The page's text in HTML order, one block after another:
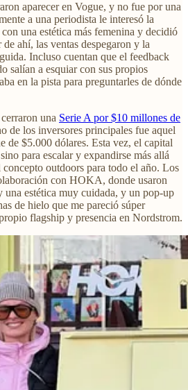
aparecer en Vogue, y no fue por una
a una periodista le interesó la
una estética más femenina y decidió
ahí, las ventas despegaron y la
Incluso cuentan que el feedback
salían a esquiar con sus propios
en la pista para preguntarles de dónde
una Serie A por $10 millones de
de los inversores principales fue aquel
de $5.000 dólares. Esta vez, el capital
para escalar y expandirse más allá
outdoors para todo el año. Los
con HOKA, donde usaron
una estética muy cuidada, y un pop-up
de hielo que me pareció súper
flagship y presencia en Nordstrom.